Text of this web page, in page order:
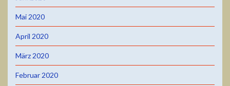
Mai 2020
April 2020
März 2020
Februar 2020